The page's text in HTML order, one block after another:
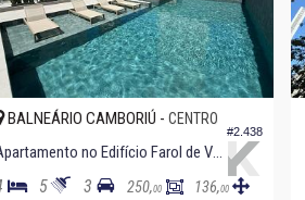
#2.438
BALNEÁRIO CAMBORIÚ - CENTRO
Apartamento no Edifício Farol de Valença
5 3 250,00 136,00